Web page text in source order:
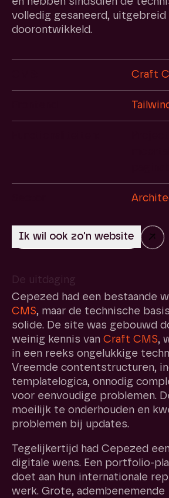
volledig gesaneerd, uitgebreid
doorontwikkeld.
Craft
→
De uitdaging
Cepezed had een bestaande
CMS, maar de technische
solide. De site was gebouwd
weinig kennis van Craft CMS,
in een reeks ongelukkige
Vreemde contentstructuren,
templatelogica, onnodig
voor eenvoudige problemen.
moeilijk te onderhouden en
problemen bij updates.
Tegelijkertijd had Cepezed
digitale wens. Een portfolio-
doet aan hun internationale
werk. Grote, adembenemende